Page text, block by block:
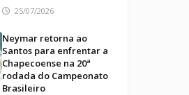
25/07/2026
Neymar retorna ao
Santos para enfrentar a
Chapecoense na 20ª
rodada do Campeonato
Brasileiro